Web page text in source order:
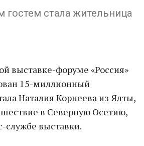
стала жительница
выставке-форуме «Россия»
15-миллионный
Наталия Корнеева из Ялты,
в Северную Осетию,
службе выставки.